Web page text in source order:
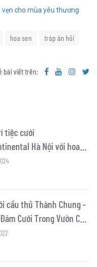
cho mùa yêu thương
hoa sen
tráp ăn hỏi
bài viết trên:
tiệc cưới
Hà Nội với hoa
cầu thủ Thành Chung -
Cưới Trong Vườn Cổ